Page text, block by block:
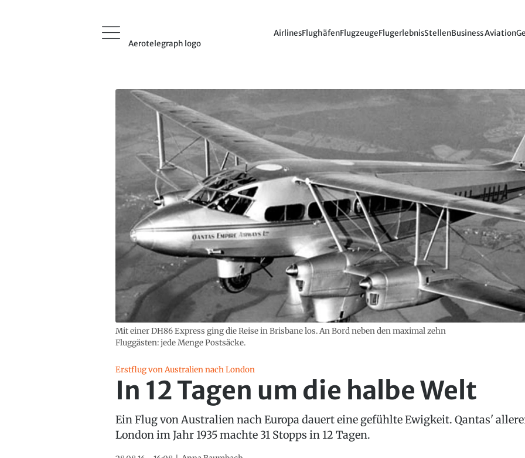
Aerotelegraph logo
AirlinesFlughäfenFlugzeugeFlugerlebnisStellenBusiness Aviation
Mit einer DH86 Express ging die Reise in Brisbane los. An Bord neben den maximal zehn
Fluggästen: jede Menge Postsäcke.
Erstflug von Australien nach London
In 12 Tagen um die halbe Welt
Ein Flug von Australien nach Europa dauert eine gefühlte Ewigkeit. Qantas'
London im Jahr 1935 machte 31 Stopps in 12 Tagen.